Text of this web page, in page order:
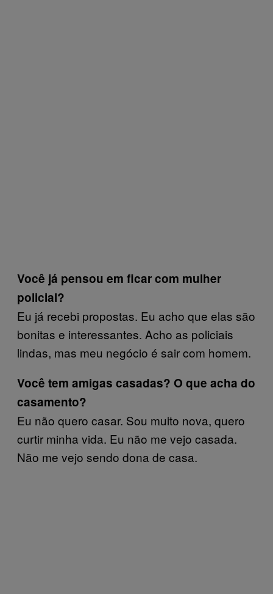
Você já pensou em ficar com mulher
policial?
Eu já recebi propostas. Eu acho que elas são
bonitas e interessantes. Acho as policiais
lindas, mas meu negócio é sair com homem.
Você tem amigas casadas? O que acha do
casamento?
Eu não quero casar. Sou muito nova, quero
curtir minha vida. Eu não me vejo casada.
Não me vejo sendo dona de casa.